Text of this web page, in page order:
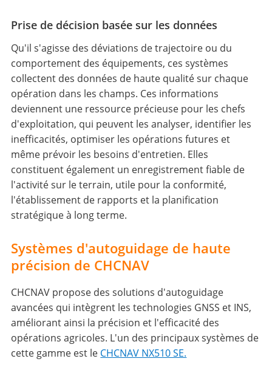
Prise de décision basée sur les données
Qu'il s'agisse des déviations de trajectoire ou du
comportement des équipements, ces systèmes
collectent des données de haute qualité sur chaque
opération dans les champs. Ces informations
deviennent une ressource précieuse pour les chefs
d'exploitation, qui peuvent les analyser, identifier les
inefficacités, optimiser les opérations futures et
même prévoir les besoins d'entretien. Elles
constituent également un enregistrement fiable de
l'activité sur le terrain, utile pour la conformité,
l'établissement de rapports et la planification
stratégique à long terme.
Systèmes d'autoguidage de haute
précision de CHCNAV
CHCNAV propose des solutions d'autoguidage
avancées qui intègrent les technologies GNSS et INS,
améliorant ainsi la précision et l'efficacité des
opérations agricoles. L'un des principaux systèmes de
cette gamme est le CHCNAV NX510 SE.